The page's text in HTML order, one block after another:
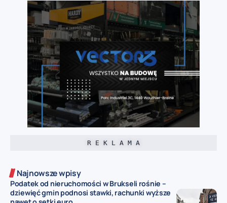
R E K L A M A
Najnowsze wpisy
Podatek od nieruchomości w Brukseli rośnie –
dziewięć gmin podnosi stawki, rachunki wyższe